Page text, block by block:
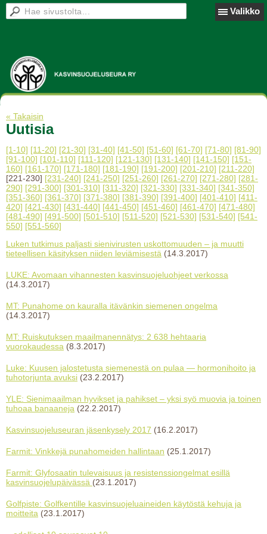
Valikko
« Takaisin
Uutisia
[1-10] [11-20] [21-30] [31-40] [41-50] [51-60] [61-70] [71-80] [81-90]
[91-100] [101-110] [111-120] [121-130] [131-140] [141-150] [151-
160] [161-170] [171-180] [181-190] [191-200] [201-210] [211-220]
[221-230] [231-240] [241-250] [251-260] [261-270] [271-280] [281-
290] [291-300] [301-310] [311-320] [321-330] [331-340] [341-350]
[351-360] [361-370] [371-380] [381-390] [391-400] [401-410] [411-
420] [421-430] [431-440] [441-450] [451-460] [461-470] [471-480]
[481-490] [491-500] [501-510] [511-520] [521-530] [531-540] [541-
550] [551-560]
Luken tutkimus paljasti sienivirusten uskottomuuden – ja muutti
tieteellisen käsityksen niiden leviämisestä (14.3.2017)
LUKE: Avomaan vihannesten kasvinsuojeluohjeet verkossa
(14.3.2017)
MT: Punahome on kauralla itävänkin siemenen ongelma
(14.3.2017)
MT: Ruiskutuksen maailmanennätys: 2 638 hehtaaria
vuorokaudessa (8.3.2017)
Luke: Kuusen jalostetusta siemenestä on pulaa — hormonihoito ja
tuhotorjunta avuksi (23.2.2017)
YLE: Sienimaailman hyvikset ja pahikset – yksi syö muovia ja toinen
tuhoaa banaaneja (22.2.2017)
Kasvinsuojeluseuran jäsenkysely 2017 (16.2.2017)
Farmit: Vinkkejä punahomeiden hallintaan (25.1.2017)
Farmit: Glyfosaatin tulevaisuus ja resistenssiongelmat esillä
kasvinsuojelupäivässä (23.1.2017)
Golfpiste: Golfkentille kasvinsuojeluaineiden käytöstä kehuja ja
moitteita (23.1.2017)